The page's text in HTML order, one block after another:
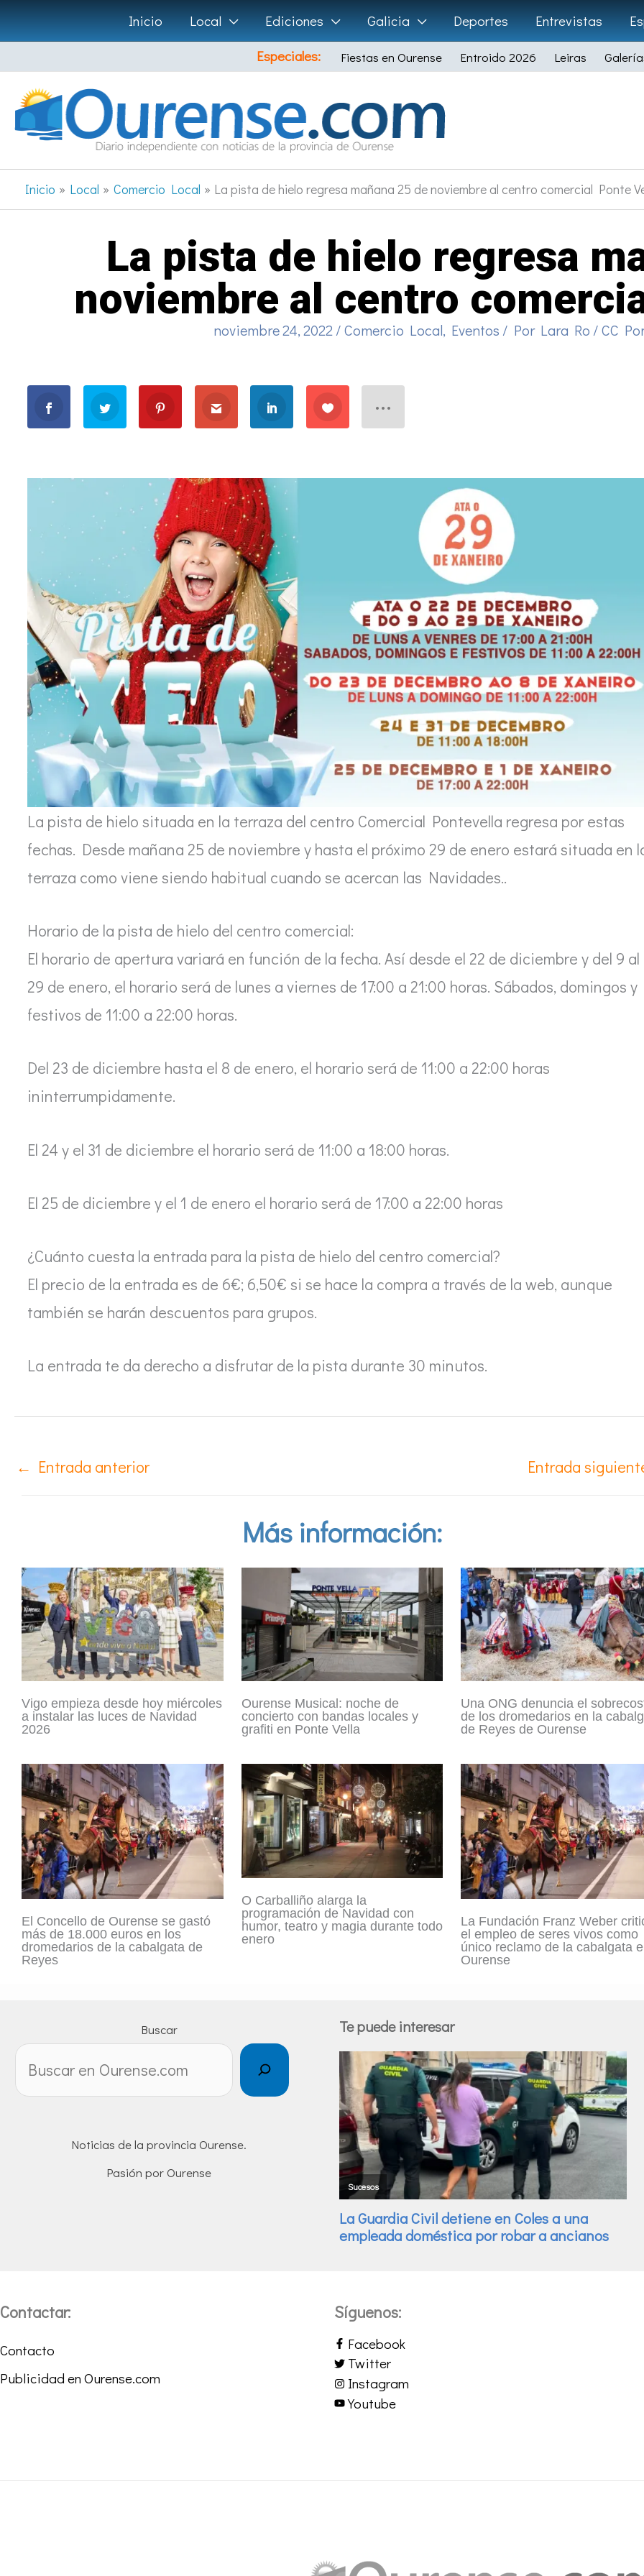
Ir
al
contenido
Inicio Local Ediciones Galicia Deportes Entrevistas
Especiales:
Fiestas en Ourense Entroido 2026 Leiras
Inicio Local Comercio Local La pista de hielo regresa mañana 25 de noviembre al centro comercial Ponte
La pista de hielo regresa
noviembre al centro
noviembre 24, 2022/Comercio Local, Eventos / Por Lara Ro /CC
La pista de hielo situada en la terraza del centro Comercial Pontevella regresa por estas
fechas. Desde mañana 25 de noviembre y hasta el próximo 29 de enero estará situada en
terraza como viene siendo habitual cuando se acercan las Navidades..
Horario de la pista de hielo del centro comercial:
El horario de apertura variará en función de la fecha. Así desde el 22 de diciembre y del 9 al
29 de enero, el horario será de lunes a viernes de 17:00 a 21:00 horas. Sábados, domingos y
festivos de 11:00 a 22:00 horas.
Del 23 de diciembre hasta el 8 de enero, el horario será de 11:00 a 22:00 horas
ininterrumpidamente.
El 24 y el 31 de diciembre el horario será de 11:00 a 18:00 horas.
El 25 de diciembre y el 1 de enero el horario será de 17:00 a 22:00 horas
¿Cuánto cuesta la entrada para la pista de hielo del centro comercial?
El precio de la entrada es de 6€; 6,50€ si se hace la compra a través de la web, aunque
también se harán descuentos para grupos.
La entrada te da derecho a disfrutar de la pista durante 30 minutos.
← Entrada anterior Entrada
Más información:
Vigo empieza desde hoy miércoles
a instalar las luces de Navidad
2026
Ourense Musical: noche de
concierto con bandas locales y
grafiti en Ponte Vella
Una ONG denuncia el
de los dromedarios en la
de Reyes de Ourense
El Concello de Ourense se gastó
más de 18.000 euros en los
dromedarios de la cabalgata de
Reyes
O Carballiño alarga la
programación de Navidad con
humor, teatro y magia durante todo
enero
La Fundación Franz Weber
el empleo de seres vivos como
único reclamo de la cabalgata
Ourense
Buscar
Noticias de la provincia Ourense.
Pasión por Ourense
Te puede interesar
Contactar:
Contacto
Publicidad en Ourense.com
Síguenos:
Facebook
Twitter
Instagram
Youtube